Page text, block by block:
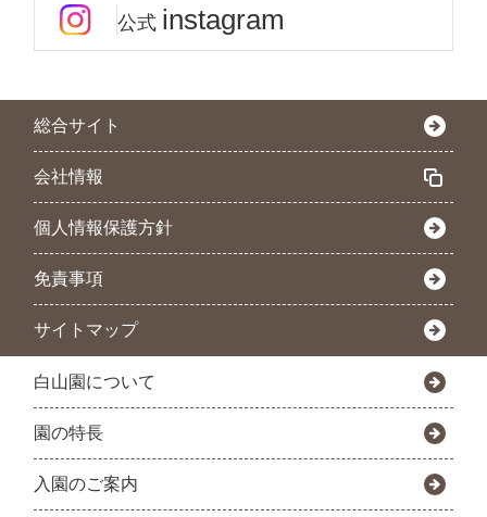
公式 instagram
総合サイト
会社情報
個人情報保護方針
免責事項
サイトマップ
白山園について
園の特長
入園のご案内